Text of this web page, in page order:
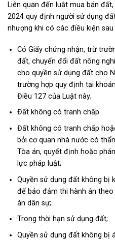
Liên quan đến luật mua bán đất,
2024 quy định người sử dụng
nhượng khi có các điều kiện sau
Có Giấy chứng nhận, trừ
đất, chuyển đổi đất nông
cho quyền sử dụng đất cho
trường hợp quy định tại
Điều 127 của Luật này;
Đất không có tranh chấp.
Đất không có tranh chấp
bởi cơ quan nhà nước có
Tòa án, quyết định hoặc
lực pháp luật;
Quyền sử dụng đất không bị
để bảo đảm thi hành án
án dân sự;
Trong thời hạn sử dụng đất;
Quyền sử dụng đất không bị